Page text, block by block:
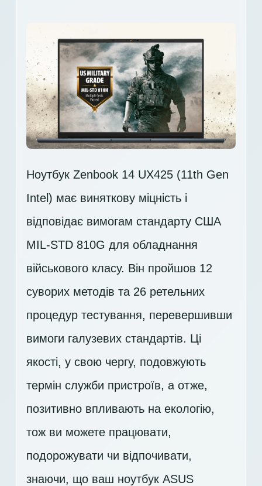
Ноутбук Zenbook 14 UX425 (11th Gen
Intel) має виняткову міцність і
відповідає вимогам стандарту США
MIL-STD 810G для обладнання
військового класу. Він пройшов 12
суворих методів та 26 ретельних
процедур тестування, перевершивши
вимоги галузевих стандартів. Ці
якості, у свою чергу, подовжують
термін служби пристроїв, а отже,
позитивно впливають на екологію,
тож ви можете працювати,
подорожувати чи відпочивати,
знаючи, що ваш ноутбук ASUS